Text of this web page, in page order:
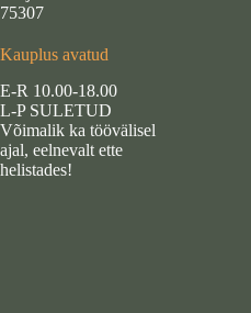
75307
Kauplus avatud
E-R 10.00-18.00
L-P SULETUD
Võimalik ka töövälisel
ajal, eelnevalt ette
helistades!